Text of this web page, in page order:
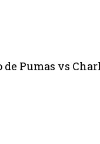
de Pumas vs